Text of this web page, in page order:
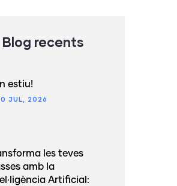
recents
estiu!
JUL, 2026
les teves
amb la
Artificial: